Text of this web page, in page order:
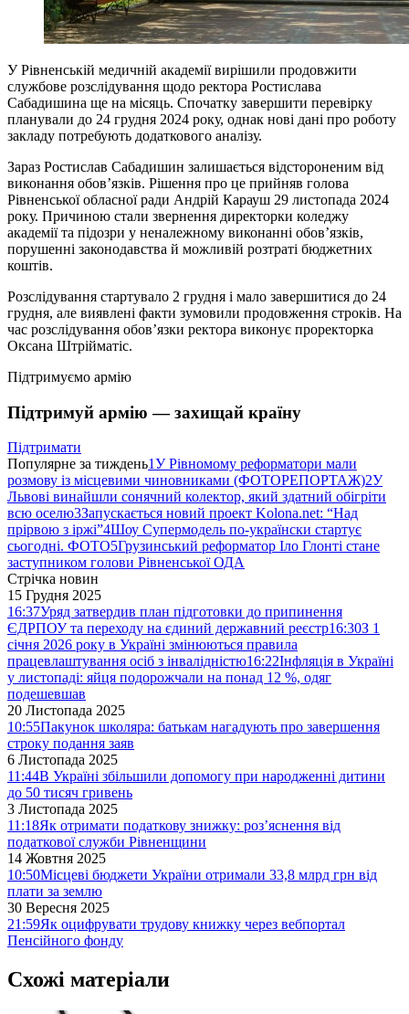
У Рівненській медичній академії вирішили продовжити
службове розслідування щодо ректора Ростислава
Сабадишина ще на місяць. Спочатку завершити перевірку
планували до 24 грудня 2024 року, однак нові дані про роботу
закладу потребують додаткового аналізу.
Зараз Ростислав Сабадишин залишається відстороненим від
виконання обов’язків. Рішення про це прийняв голова
Рівненської обласної ради Андрій Карауш 29 листопада 2024
року. Причиною стали звернення директорки коледжу
академії та підозри у неналежному виконанні обов’язків,
порушенні законодавства й можливій розтраті бюджетних
коштів.
Розслідування стартувало 2 грудня і мало завершитися до 24
грудня, але виявлені факти зумовили продовження строків. На
час розслідування обов’язки ректора виконує проректорка
Оксана Штрійматіс.
Підтримуємо армію
Підтримуй армію — захищай країну
Підтримати
Популярне за тиждень1У Рівномому реформатори мали
розмову із місцевими чиновниками (ФОТОРЕПОРТАЖ)2У
Львові винайшли сонячний колектор, який здатний обігріти
всю оселю3Запускається новий проект Kolona.net: “Над
прірвою з іржі”4Шоу Супермодель по-українски стартує
сьогодні. ФОТО5Грузинський реформатор Іло Глонті стане
заступником голови Рівненської ОДА
Стрічка новин
15 Грудня 2025
16:37Уряд затвердив план підготовки до припинення
ЄДРПОУ та переходу на єдиний державний реєстр16:30З 1
січня 2026 року в Україні змінюються правила
працевлаштування осіб з інвалідністю16:22Інфляція в Україні
у листопаді: яйця подорожчали на понад 12 %, одяг
подешевшав
20 Листопада 2025
10:55Пакунок школяра: батькам нагадують про завершення
строку подання заяв
6 Листопада 2025
11:44В Україні збільшили допомогу при народженні дитини
до 50 тисяч гривень
3 Листопада 2025
11:18Як отримати податкову знижку: роз’яснення від
податкової служби Рівненщини
14 Жовтня 2025
10:50Місцеві бюджети України отримали 33,8 млрд грн від
плати за землю
30 Вересня 2025
21:59Як оцифрувати трудову книжку через вебпортал
Пенсійного фонду
Схожі матеріали